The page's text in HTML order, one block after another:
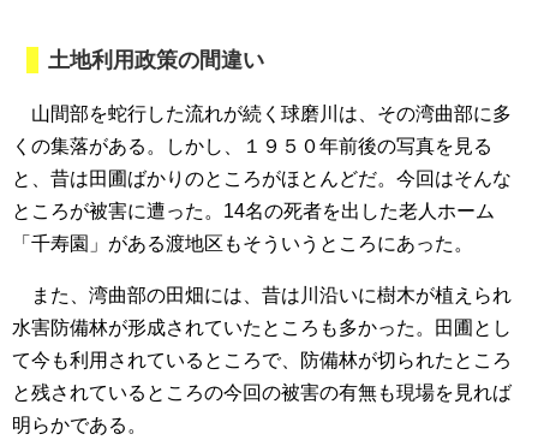
土地利用政策の間違い
山間部を蛇行した流れが続く球磨川は、その湾曲部に多
くの集落がある。しかし、１９５０年前後の写真を見る
と、昔は田圃ばかりのところがほとんどだ。今回はそんな
ところが被害に遭った。14名の死者を出した老人ホーム
「千寿園」がある渡地区もそういうところにあった。
また、湾曲部の田畑には、昔は川沿いに樹木が植えられ
水害防備林が形成されていたところも多かった。田圃とし
て今も利用されているところで、防備林が切られたところ
と残されているところの今回の被害の有無も現場を見れば
明らかである。